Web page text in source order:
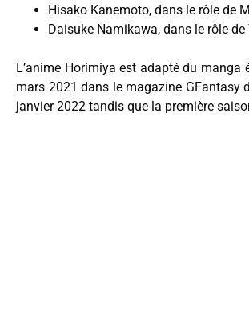
Hisako Kanemoto, dans le rôle de
Daisuke Namikawa, dans le rôle de
L’anime Horimiya est adapté du manga
mars 2021 dans le magazine GFantasy
janvier 2022 tandis que la première